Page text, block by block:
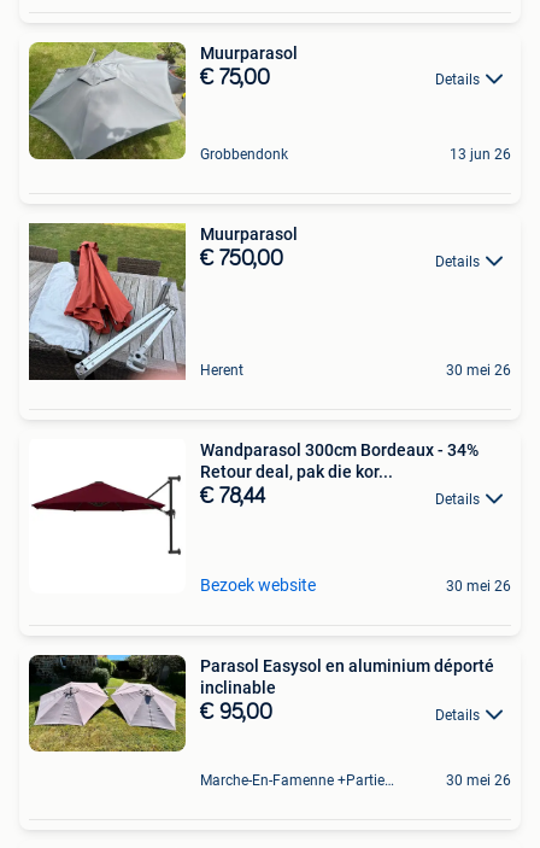
Muurparasol
€ 75,00 Details
Grobbendonk 13 jun 26
Muurparasol
€ 750,00 Details
Herent 30 mei 26
Wandparasol 300cm Bordeaux - 34%
Retour deal, pak die kor...
€ 78,44 Details
Bezoek website 30 mei 26
Parasol Easysol en aluminium déporté
inclinable
€ 95,00 Details
Marche-En-Famenne +Partie De Baillonville Et Noiseux 30 mei 26